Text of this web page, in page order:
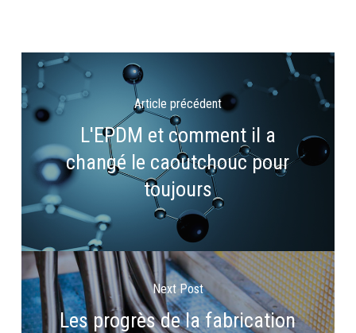
Article précédent
L'EPDM et comment il a
changé le caoutchouc pour
toujours
Next Post
Les progrès de la fabrication